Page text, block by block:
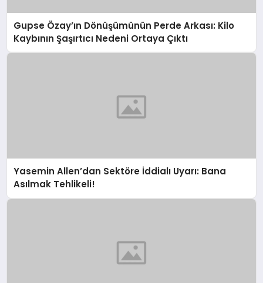
Gupse Özay’ın Dönüşümünün Perde Arkası: Kilo
Kaybının Şaşırtıcı Nedeni Ortaya Çıktı
Yasemin Allen’dan Sektöre İddialı Uyarı: Bana
Asılmak Tehlikeli!